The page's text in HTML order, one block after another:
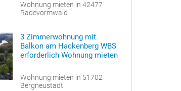
Wohnung mieten in 42477
Radevormwald
3 Zimmerwohnung mit
Balkon am Hackenberg WBS
erforderlich Wohnung mieten
Wohnung mieten in 51702
Bergneustadt